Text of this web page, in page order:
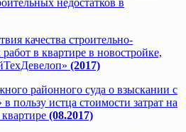
качества строительно-
в квартире в новостройке,
(2017)
районного суда о взыскании с
истца стоимости затрат на
(08.2017)